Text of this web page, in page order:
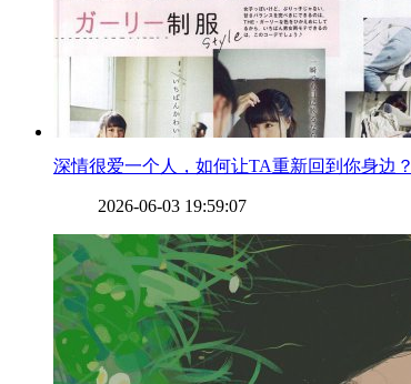
​深情很爱一个人，如何让TA重新回到你身边？
2026-06-03 19:59:07